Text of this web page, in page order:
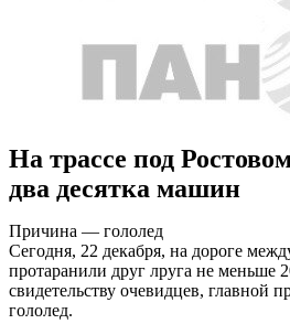
На трассе под
два десятка машин
Причина — гололед
Сегодня, 22 декабря, на дороге
протаранили друг лруга не меньше
свидетельству очевидцев, главной
гололед.